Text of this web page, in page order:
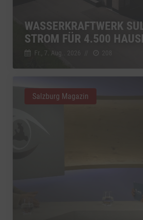
WASSERKRAFTWERK
STROM FÜR 4.500
Fr., 7. Aug.. 2026
Salzburg Magazin